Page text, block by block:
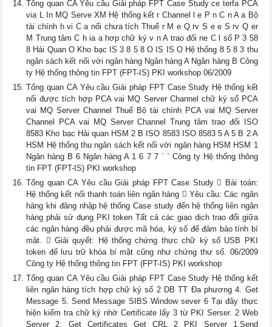
Tổng quan CA Yêu cầu Giải pháp FPT Case Study ce terfa PCA
via L In MQ Serve XM Hệ thống kết r Channel l e P n C n A a Bộ
tài chính h vi C a nối chưa tích Thuế r M e Q rv S e e S rv Q er
M Trung tâm C h ia a hơp chữ ký v n A trao đổi ne C l số P 3 58
8 Hải Quan O Kho bạc IS 3 8 5 8 O IS IS O Hệ thống 8 5 8 3 thu
ngân sách kết nối với ngân hàng Ngân hàng A Ngân hàng B Công
ty Hệ thống thông tin FPT (FPT-IS) PKI workshop 06/2009
Tổng quan CA Yêu cầu Giải pháp FPT Case Study Hệ thống kết
nối được tích hợp PCA vai MQ Server Channel chữ ký số PCA
vai MQ Server Channel Thuế Bộ tài chính PCA vai MQ Server
Channel PCA vai MQ Server Channel Trung tâm trao đổi ISO
8583 Kho bạc Hải quan HSM 2 B ISO 8583 ISO 8583 5 A 5 B 2 A
HSM Hệ thống thu ngân sách kết nối với ngân hàng HSM HSM 1
Ngân hàng B 6 Ngân hàng A 1 6 7 7 ` ` Công ty Hệ thống thông
tin FPT (FPT-IS) PKI workshop
Tổng quan CA Yêu cầu Giải pháp FPT Case Study  Bài toán:
Hệ thống kết nối thanh toán liên ngân hàng  Yêu cầu: Các ngân
hàng khi đăng nhập hệ thống Case study đến hệ thống liên ngân
hàng phải sử dụng PKI token Tất cả các giao dịch trao đổi giữa
các ngân hàng đều phải được mã hóa, ký số để đảm bảo tính bí
mật.  Giải quyết: Hệ thống chứng thực chữ ký số USB PKI
token để lưu trữ khóa bí mật cũng như chứng thư số. 06/2009
Công ty Hệ thống thông tin FPT (FPT-IS) PKI workshop
Tổng quan CA Yêu cầu Giải pháp FPT Case Study Hệ thống kết
liên ngân hàng tích hợp chữ ký số 2 DB TT Đa phương 4. Get
Message 5. Send Message SIBS Window sever 6 Tại đây thực
hiện kiểm tra chữ ký nhờ Certificate lấy 3 từ PKI Serser. 2 Web
Server 2. Get Certificates Get CRL 2 PKI Server 1.Send